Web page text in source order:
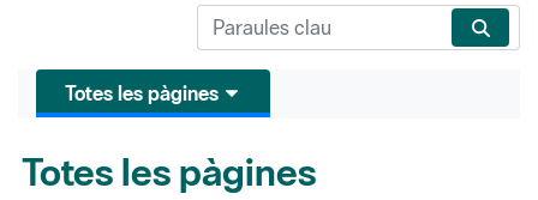
Totes les pàgines
Totes les pàgines